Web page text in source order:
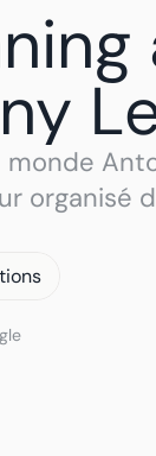
organisé